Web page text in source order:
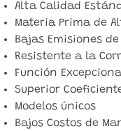
Alta Calidad
Materia Prima de
Bajas Emisiones
Resistente a la
Función
Superior
Modelos únicos
Bajos Costos de